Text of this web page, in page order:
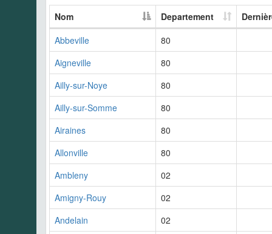
Nom Departement
Abbeville
80
Aigneville
80
Ailly-sur-Noye
80
Ailly-sur-Somme
80
Airaines
80
Allonville
80
Ambleny
02
Amigny-Rouy
02
Andelain
02